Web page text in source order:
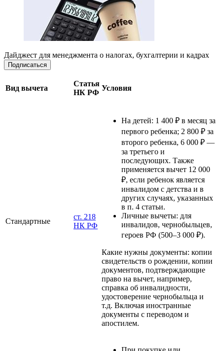
Дайджест для менеджмента о налогах, бухгалтерии и кадрах
Подписаться
Вид вычета
Статья
НК РФ
Условия
Стандартные
ст. 218
НК РФ
На детей: 1 400 ₽ в месяц за
первого ребенка; 2 800 ₽ за
второго ребенка, 6 000 ₽ —
за третьего и
последующих. Также
применяется вычет 12 000
₽, если ребенок является
инвалидом с детства и в
других случаях, указанных
в п. 4 статьи.
Личные вычеты: для
инвалидов, чернобыльцев,
героев РФ (500–3 000 ₽).
Какие нужны документы: копии
свидетельств о рождении, копии
документов, подтверждающие
право на вычет, например,
справка об инвалидности,
удостоверение чернобыльца и
т.д. Включая иностранные
документы с переводом и
апостилем.